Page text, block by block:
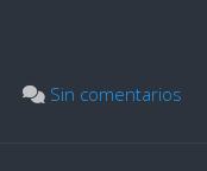
Sin comentarios